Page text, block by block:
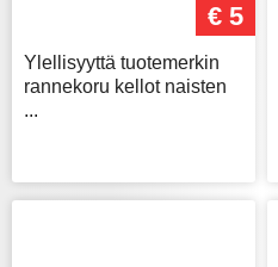
€ 5
Ylellisyyttä tuotemerkin
rannekoru kellot naisten
...